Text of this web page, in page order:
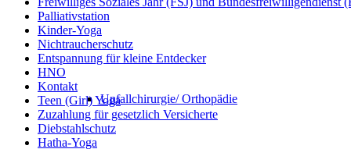
Unfallchirurgie/ Orthopädie
Palliativstation
Kinder-Yoga
Nichtraucherschutz
Entspannung für kleine Entdecker
HNO
Kontakt
Teen (Girl) Yoga
Zuzahlung für gesetzlich Versicherte
Diebstahlschutz
Hatha-Yoga